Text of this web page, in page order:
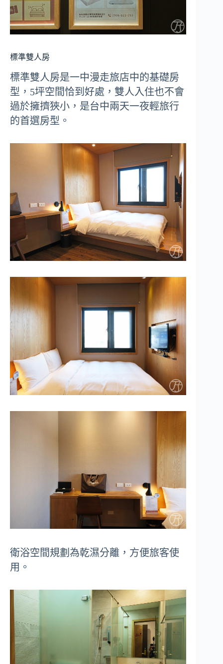
標準雙人房
標準雙人房是一中漫走旅店中的基礎房
型，5坪空間恰到好處，雙人入住也不會
過於擁擠狹小，是台中兩天一夜輕旅行
的首選房型。
衛浴空間規劃為乾濕分離，方便旅客使
用。